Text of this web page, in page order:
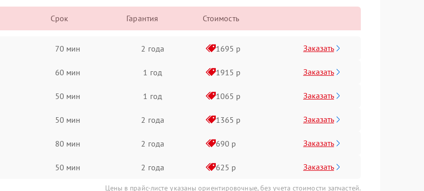
Срок Гарантия Стоимость
70 мин 2 года 1695 р Заказать
60 мин 1 год 1915 р Заказать
50 мин 1 год 1065 р Заказать
50 мин 2 года 1365 р Заказать
80 мин 2 года 690 р Заказать
50 мин 2 года 625 р Заказать
Цены в прайс-листе указаны ориентировочные, без учета стоимости запчастей.